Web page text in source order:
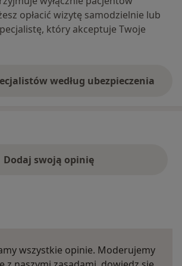
opłacić wizytę samodzielnie lub
który akceptuje Twoje
według ubezpieczenia
Dodaj swoją opinię
wszystkie opinie. Moderujemy